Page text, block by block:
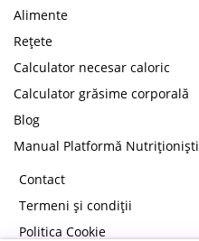
Alimente
Rețete
Calculator necesar caloric
Calculator grăsime corporală
Blog
Manual Platformă Nutriționiști
Contact
Termeni și condiții
Politica Cookie